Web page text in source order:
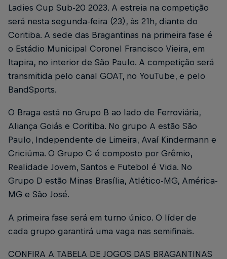
Ladies Cup Sub-20 2023. A estreia na competição
será nesta segunda-feira (23), às 21h, diante do
Coritiba. A sede das Bragantinas na primeira fase é
o Estádio Municipal Coronel Francisco Vieira, em
Itapira, no interior de São Paulo. A competição será
transmitida pelo canal GOAT, no YouTube, e pelo
BandSports.
O Braga está no Grupo B ao lado de Ferroviária,
Aliança Goiás e Coritiba. No grupo A estão São
Paulo, Independente de Limeira, Avaí Kindermann e
Criciúma. O Grupo C é composto por Grêmio,
Realidade Jovem, Santos e Futebol é Vida. No
Grupo D estão Minas Brasília, Atlético-MG, América-
MG e São José.
A primeira fase será em turno único. O líder de
cada grupo garantirá uma vaga nas semifinais.
CONFIRA A TABELA DE JOGOS DAS BRAGANTINAS